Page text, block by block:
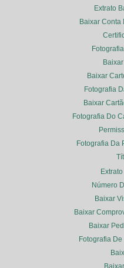
Extrato
Baixar Conta
Baixar
Fotografia
Baixar
Fotografia Do
Fotografia Da
Número
Baixar
Baixar
Baixar
Fotografia